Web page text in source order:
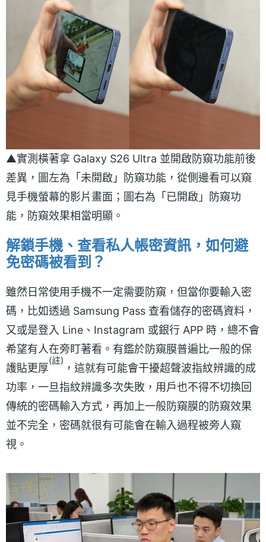
▲實測橫著拿 Galaxy S26 Ultra 並開啟防窺功能前後
差異，圖左為「未開啟」防窺功能，從側邊看可以窺
見手機螢幕的影片畫面；圖右為「已開啟」防窺功
能，防窺效果相當明顯。
解鎖手機、查看私人帳密資訊，如何避
免密碼被看到？
雖然日常使用手機不一定需要防窺，但當你要輸入密
碼，比如透過 Samsung Pass 查看儲存的密碼資料，
又或是登入 Line、Instagram 或銀行 APP 時，總不會
希望有人在旁盯著看。有鑑於防窺膜普遍比一般的保
護貼更厚
(註)
，這就有可能會干擾超聲波指紋辨識的成
功率，一旦指紋辨識多次失敗，用戶也不得不切換回
傳統的密碼輸入方式，再加上一般防窺膜的防窺效果
並不完全，密碼就很有可能會在輸入過程被旁人窺
視。